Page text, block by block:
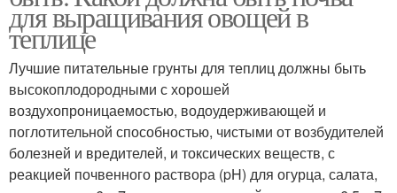
для выращивания овощей в
теплице
Лучшие питательные грунты для теплиц должны быть
высокоплодородными с хорошей
воздухопроницаемостью, водоудерживающей и
поглотительной способностью, чистыми от возбудителей
болезней и вредителей, и токсических веществ, с
реакцией почвенного раствора (pH) для огурца, салата,